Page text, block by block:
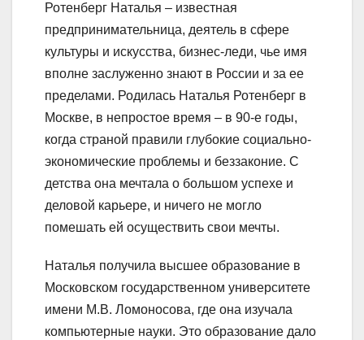
Ротенберг Наталья – известная
предпринимательница, деятель в сфере
культуры и искусства, бизнес-леди, чье имя
вполне заслуженно знают в России и за ее
пределами. Родилась Наталья Ротенберг в
Москве, в непростое время – в 90-е годы,
когда страной правили глубокие социально-
экономические проблемы и беззаконие. С
детства она мечтала о большом успехе и
деловой карьере, и ничего не могло
помешать ей осуществить свои мечты.
Наталья получила высшее образование в
Московском государственном университете
имени М.В. Ломоносова, где она изучала
компьютерные науки. Это образование дало